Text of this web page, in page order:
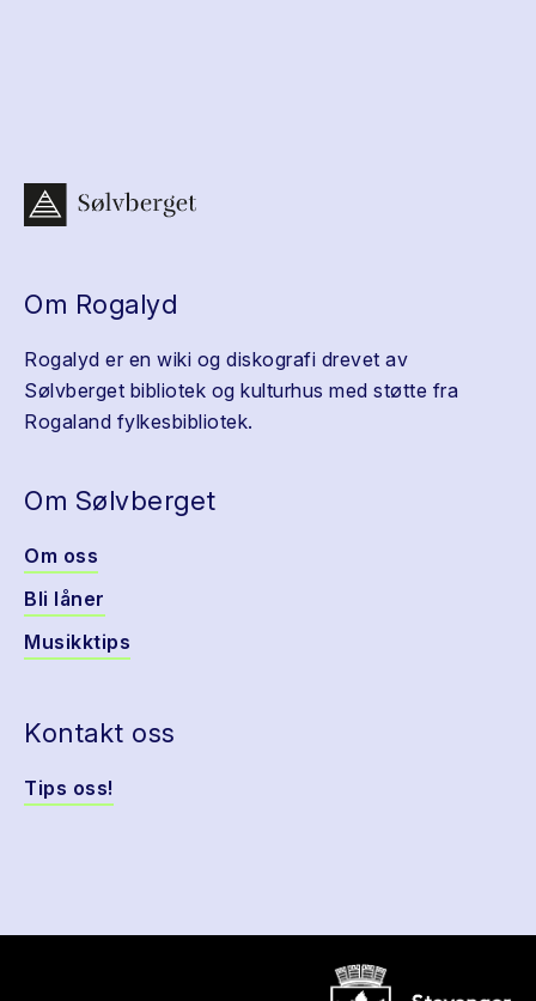
Om Rogalyd
Rogalyd er en wiki og diskografi drevet av
Sølvberget bibliotek og kulturhus med støtte fra
Rogaland fylkesbibliotek.
Om Sølvberget
Om oss
Bli låner
Musikktips
Kontakt oss
Tips oss!